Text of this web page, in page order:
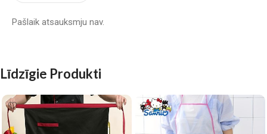
Pašlaik atsauksmju nav.
Līdzīgie Produkti